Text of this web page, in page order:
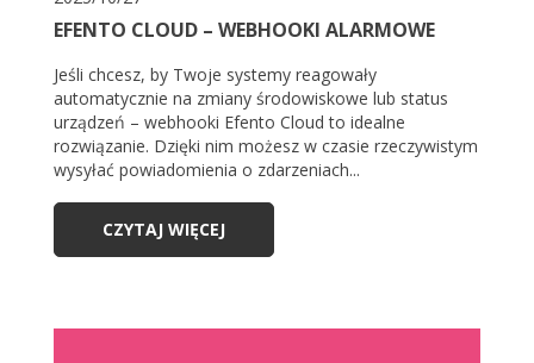
EFENTO CLOUD – WEBHOOKI ALARMOWE
Jeśli chcesz, by Twoje systemy reagowały
automatycznie na zmiany środowiskowe lub status
urządzeń – webhooki Efento Cloud to idealne
rozwiązanie. Dzięki nim możesz w czasie rzeczywistym
wysyłać powiadomienia o zdarzeniach...
CZYTAJ WIĘCEJ